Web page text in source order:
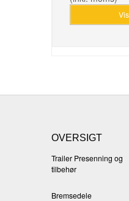
OVERSIGT
Trailer Presenning og
tilbehør
Bremsedele